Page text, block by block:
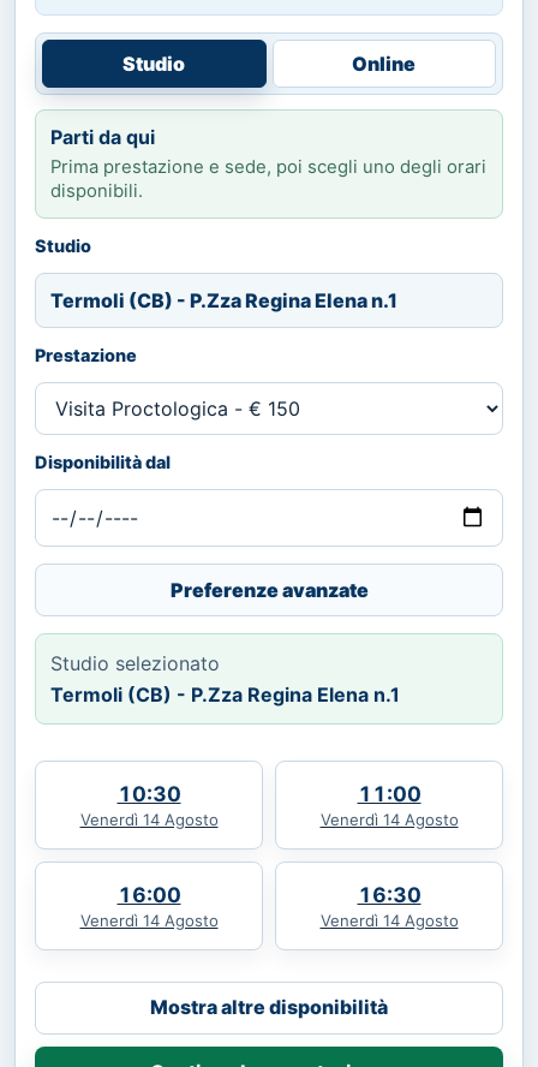
Studio Online
Parti da qui
Prima prestazione e sede, poi scegli uno degli orari
disponibili.
Studio
Termoli (CB) - P.Zza Regina Elena n.1
Prestazione
Disponibilità dal
Preferenze avanzate
Studio selezionato
Termoli (CB) - P.Zza Regina Elena n.1
10:30
Venerdì 14 Agosto
11:00
Venerdì 14 Agosto
16:00
Venerdì 14 Agosto
16:30
Venerdì 14 Agosto
Mostra altre disponibilità